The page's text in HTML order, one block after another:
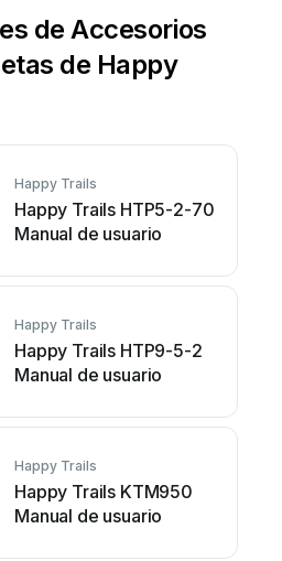
de Accesorios
de Happy
Happy Trails
Happy Trails HTP5-2-70
Manual de usuario
Happy Trails
Happy Trails HTP9-5-2
Manual de usuario
Happy Trails
Happy Trails KTM950
Manual de usuario